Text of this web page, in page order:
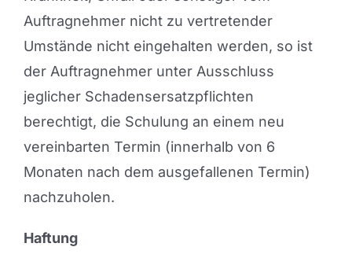
Auftragnehmer nicht zu vertretender
Umstände nicht eingehalten werden, so ist
der Auftragnehmer unter Ausschluss
jeglicher Schadensersatzpflichten
berechtigt, die Schulung an einem neu
vereinbarten Termin (innerhalb von 6
Monaten nach dem ausgefallenen Termin)
nachzuholen.
Haftung